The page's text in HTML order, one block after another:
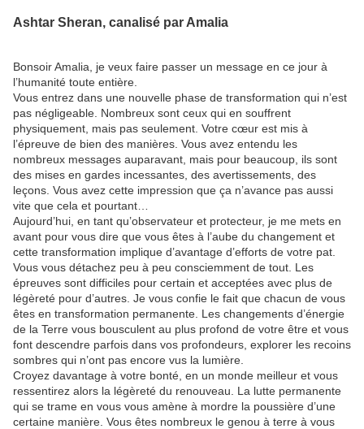
Ashtar Sheran, canalisé par Amalia
Bonsoir Amalia, je veux faire passer un message en ce jour à
l’humanité toute entière.
Vous entrez dans une nouvelle phase de transformation qui n’est
pas négligeable. Nombreux sont ceux qui en souffrent
physiquement, mais pas seulement. Votre cœur est mis à
l’épreuve de bien des manières. Vous avez entendu les
nombreux messages auparavant, mais pour beaucoup, ils sont
des mises en gardes incessantes, des avertissements, des
leçons. Vous avez cette impression que ça n’avance pas aussi
vite que cela et pourtant…
Aujourd’hui, en tant qu’observateur et protecteur, je me mets en
avant pour vous dire que vous êtes à l’aube du changement et
cette transformation implique d’avantage d’efforts de votre pat.
Vous vous détachez peu à peu consciemment de tout. Les
épreuves sont difficiles pour certain et acceptées avec plus de
légèreté pour d’autres. Je vous confie le fait que chacun de vous
êtes en transformation permanente. Les changements d’énergie
de la Terre vous bousculent au plus profond de votre être et vous
font descendre parfois dans vos profondeurs, explorer les recoins
sombres qui n’ont pas encore vus la lumière.
Croyez davantage à votre bonté, en un monde meilleur et vous
ressentirez alors la légèreté du renouveau. La lutte permanente
qui se trame en vous vous amène à mordre la poussière d’une
certaine manière. Vous êtes nombreux le genou à terre à vous